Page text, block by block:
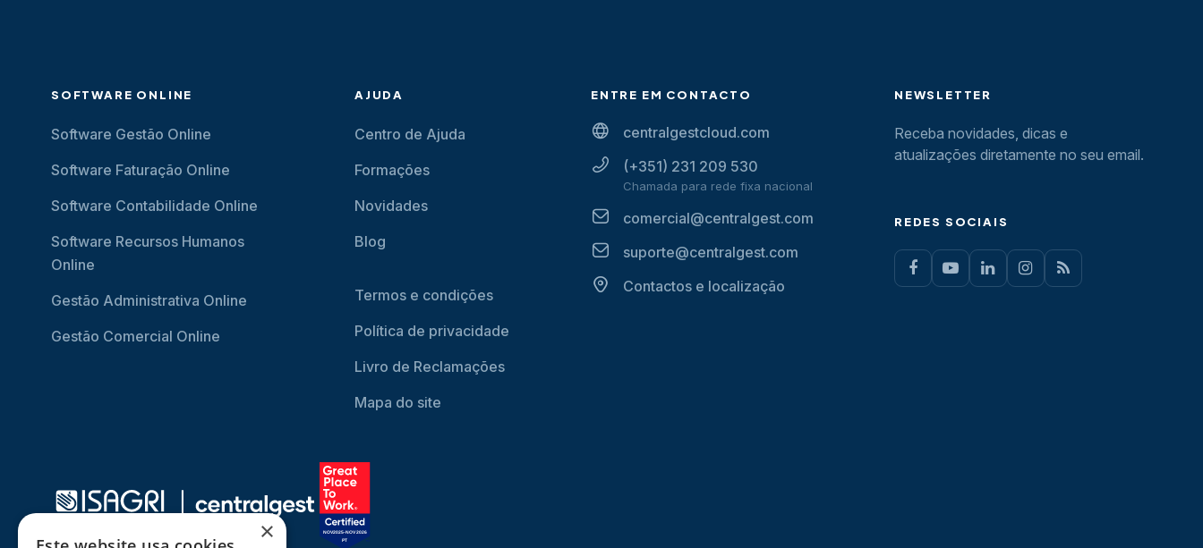
SOFTWARE ONLINE
Software Gestão Online
Software Faturação Online
Software Contabilidade Online
Software Recursos Humanos
Online
Gestão Administrativa Online
Gestão Comercial Online
AJUDA
Centro de Ajuda
Formações
Novidades
Blog
Termos e condições
Política de privacidade
Livro de Reclamações
Mapa do site
ENTRE EM CONTACTO
centralgestcloud.com
(+351) 231 209 530
Chamada para rede fixa nacional
comercial@centralgest.com
suporte@centralgest.com
Contactos e localização
NEWSLETTER
Receba novidades, dicas e
atualizações diretamente no seu email.
REDES SOCIAIS
×